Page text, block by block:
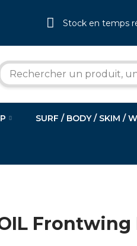
Stock en temps
SURF / BODY / SKIM /